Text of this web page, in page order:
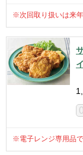
※次回取り扱いは来年
※電子レンジ専用品で